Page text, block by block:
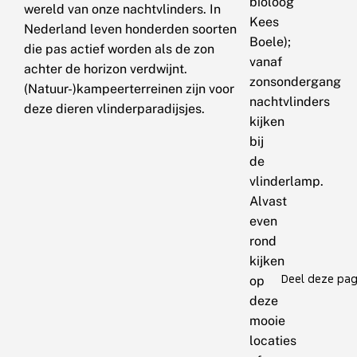
wereld van onze nachtvlinders. In
Nederland leven honderden soorten
die pas actief worden als de zon
achter de horizon verdwijnt.
(Natuur-)kampeerterreinen zijn voor
deze dieren vlinderparadijsjes.
Kees
Boele);
vanaf
zonsondergang
nachtvlinders
kijken
bij
de
vlinderlamp.
Alvast
even
rond
kijken
op
deze
mooie
locaties
Deel deze